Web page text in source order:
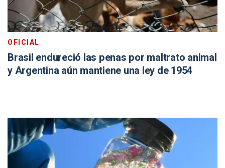
OFICIAL
Brasil endureció las penas por maltrato animal
y Argentina aún mantiene una ley de 1954